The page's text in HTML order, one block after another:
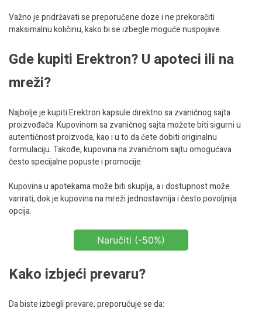
Važno je pridržavati se preporučene doze i ne prekoračiti
maksimalnu količinu, kako bi se izbegle moguće nuspojave.
Gde kupiti Erektron? U apoteci ili na
mreži?
Najbolje je kupiti Erektron kapsule direktno sa zvaničnog sajta
proizvođača. Kupovinom sa zvaničnog sajta možete biti sigurni u
autentičnost proizvoda, kao i u to da ćete dobiti originalnu
formulaciju. Takođe, kupovina na zvaničnom sajtu omogućava
često specijalne popuste i promocije.
Kupovina u apotekama može biti skuplja, a i dostupnost može
varirati, dok je kupovina na mreži jednostavnija i često povoljnija
opcija.
Naručiti (-50%)
Kako izbjeći prevaru?
Da biste izbegli prevare, preporučuje se da: